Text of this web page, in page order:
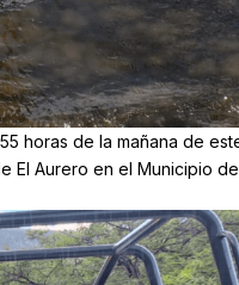
horas de la mañana de
El Aurero en el Municipio de